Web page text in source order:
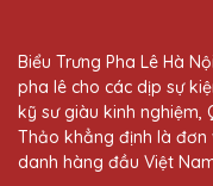
Vũ Văn
27/11/2025
Biểu Trưng Pha Lê Hà
pha lê cho các dịp sự
kỹ sư giàu kinh nghiệm,
Thảo khẳng định là
danh hàng đầu Việt